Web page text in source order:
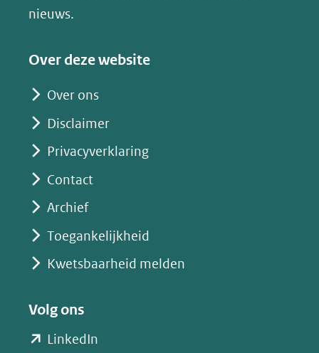
nieuws.
Over deze website
Over ons
Disclaimer
Privacyverklaring
Contact
Archief
Toegankelijkheid
Kwetsbaarheid melden
Volg ons
LinkedIn